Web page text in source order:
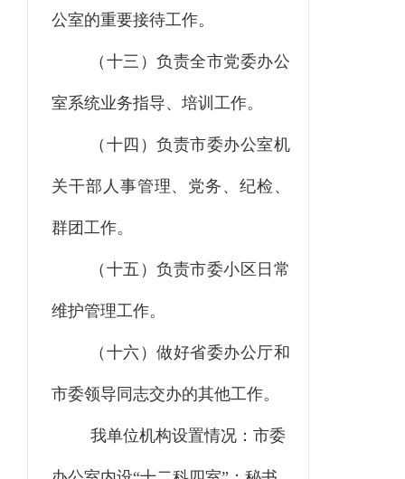
公室的重要接待工作。
（十三）负责全市党委办公
室系统业务指导、培训工作。
（十四）负责市委办公室机
关干部人事管理、党务、纪检、
群团工作。
（十五）负责市委小区日常
维护管理工作。
（十六）做好省委办公厅和
市委领导同志交办的其他工作。
我单位机构设置情况： 市委